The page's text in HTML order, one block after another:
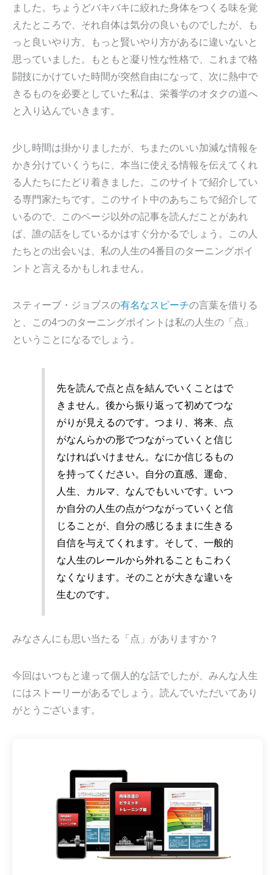
ました。ちょうどバキバキに絞れた身体をつくる味を覚
えたところで、それ自体は気分の良いものでしたが、も
っと良いやり方、もっと賢いやり方があるに違いないと
思っていました。もともと凝り性な性格で、これまで格
闘技にかけていた時間が突然自由になって、次に熱中で
きるものを必要としていた私は、栄養学のオタクの道へ
と入り込んでいきます。
少し時間は掛かりましたが、ちまたのいい加減な情報を
かき分けていくうちに、本当に使える情報を伝えてくれ
る人たちにたどり着きました。このサイトで紹介してい
る専門家たちです。このサイト中のあちこちで紹介して
いるので、このページ以外の記事を読んだことがあれ
ば、誰の話をしているかはすぐ分かるでしょう。この人
たちとの出会いは、私の人生の4番目のターニングポイ
ントと言えるかもしれません。
スティーブ・ジョブスの有名なスピーチの言葉を借りる
と、この4つのターニングポイントは私の人生の「点」
ということになるでしょう。
先を読んで点と点を結んでいくことはで
きません。後から振り返って初めてつな
がりが見えるのです。つまり、将来、点
がなんらかの形でつながっていくと信じ
なければいけません。なにか信じるもの
を持ってください。自分の直感、運命、
人生、カルマ、なんでもいいです。いつ
か自分の人生の点がつながっていくと信
じることが、自分の感じるままに生きる
自信を与えてくれます。そして、一般的
な人生のレールから外れることもこわく
なくなります。そのことが大きな違いを
生むのです。
みなさんにも思い当たる「点」がありますか？
今回はいつもと違って個人的な話でしたが、みんな人生
にはストーリーがあるでしょう。読んでいただいてあり
がとうございます。